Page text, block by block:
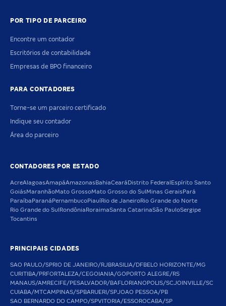
POR TIPO DE PARCEIRO
Encontre um contador
Escritórios de contabilidade
Empresas de BPO financeiro
PARA CONTADORES
Torne-se um parceiro certificado
Indique seu contador
Área do parceiro
CONTADORES POR ESTADO
AcreAlagoasAmapáAmazonas BahiaCeará Distrito Federal Espírito Santo
GoiásMaranhãoMato GrossoMato Grosso do Sul Minas Gerais Pará
Paraíba Paraná PernambucoPiauíRio de JaneiroRio Grande do Norte
Rio Grande do Sul Rondônia RoraimaSanta CatarinaSão PauloSergipe
Tocantins
PRINCIPAIS CIDADES
SAO PAULO/SPRIO DE JANEIRO/RJBRASILIA/DFBELO HORIZONTE/MG
CURITIBA/PRFORTALEZA/CEGOIANIA/GOPORTO ALEGRE/RS
MANAUS/AMRECIFE/PESALVADOR/BAFLORIANOPOLIS/SCJOINVILLE/SC
CUIABA/MTCAMPINAS/SPBARUERI/SPJOAO PESSOA/PB
SAO BERNARDO DO CAMPO/SPVITORIA/ESSOROCABA/SP